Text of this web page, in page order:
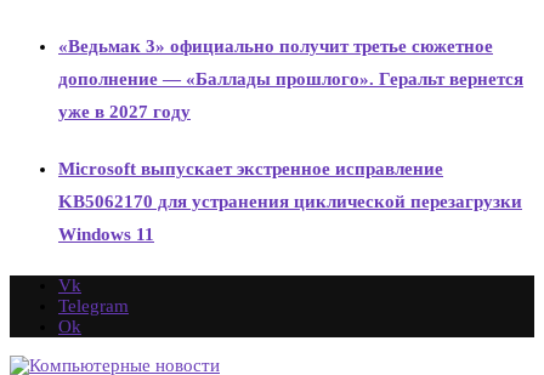
«Ведьмак 3» официально получит третье сюжетное
дополнение — «Баллады прошлого». Геральт вернется
уже в 2027 году
Microsoft выпускает экстренное исправление
KB5062170 для устранения циклической перезагрузки
Windows 11
Vk
Telegram
Ok